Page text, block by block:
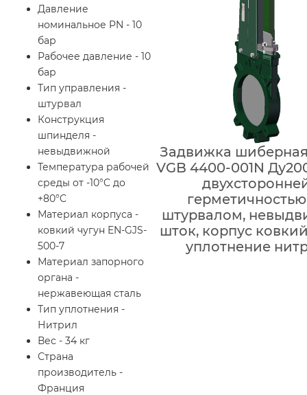
Давление
номинальное PN - 10
бар
Рабочее давление - 10
бар
Тип управления -
штурвал
Конструкция
шпинделя -
невыдвижной
Температура рабочей
среды от -10°C до
+80°C
Материал корпуса -
ковкий чугун EN-GJS-
500-7
Материал запорного
органа -
нержавеющая сталь
Тип уплотнения -
Нитрил
Вес - 34 кг
Страна
производитель -
Франция
Задвижка
VGB 4400-001N
штурвалом,
шток, корпус
уплотнение